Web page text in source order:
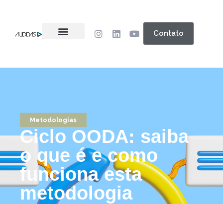
Contato
Metodologias
Ciclo OODA: saiba
o que é e como
funciona esta
metodologia